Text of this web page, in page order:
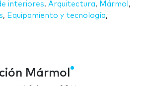
interiores, Arquitectura, Mármol ,
, Equipamiento y tecnología,
Mármol